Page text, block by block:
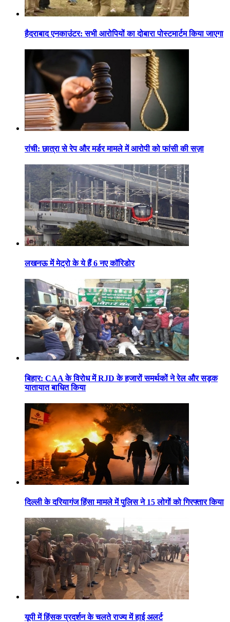
हैदराबाद एनकाउंटर: सभी आरोपियों का दोबारा पोस्टमार्टम किया जाएगा
रांची: छात्रा से रेप और मर्डर मामले में आरोपी को फांसी की सज़ा
लखनऊ में मेट्रो के ये हैं 6 नए कॉरिडोर
बिहार: CAA के विरोध में RJD के हजारों समर्थकों ने रेल और सड़क
यातायात बाधित किया
दिल्ली के दरियागंज हिंसा मामले में पुलिस ने 15 लोगों को गिरफ्तार किया
यूपी में हिंसक प्रदर्शन के चलते राज्य में हाई अलर्ट